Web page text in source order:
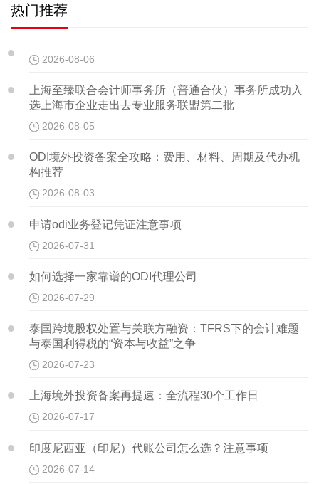
热门推荐
2026-08-06
上海至臻联合会计师事务所（普通合伙）事务所成功入
选上海市企业走出去专业服务联盟第二批
2026-08-05
ODI境外投资备案全攻略：费用、材料、周期及代办机
构推荐
2026-08-03
申请odi业务登记凭证注意事项
2026-07-31
如何选择一家靠谱的ODI代理公司
2026-07-29
泰国跨境股权处置与关联方融资：TFRS下的会计难题
与泰国利得税的“资本与收益”之争
2026-07-23
上海境外投资备案再提速：全流程30个工作日
2026-07-17
印度尼西亚（印尼）代账公司怎么选？注意事项
2026-07-14